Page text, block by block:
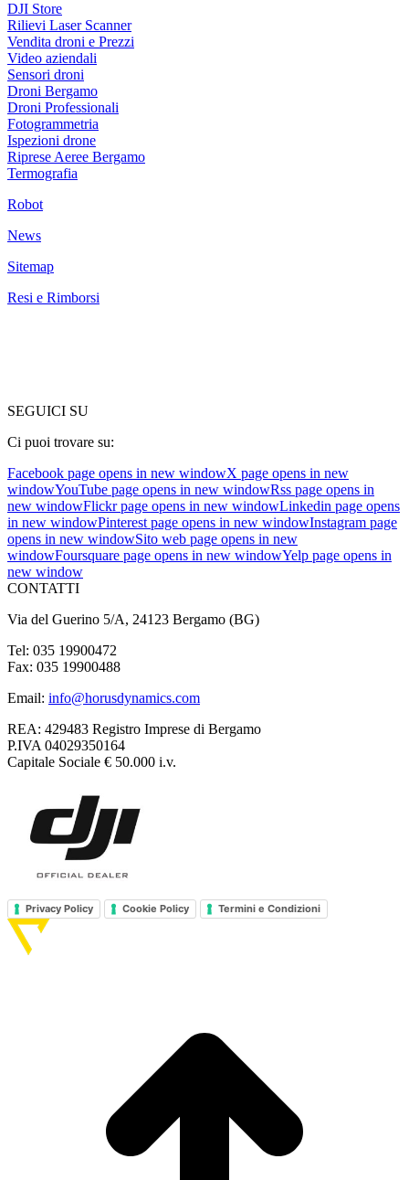
DJI Store
Rilievi Laser Scanner
Vendita droni e Prezzi
Video aziendali
Sensori droni
Droni Bergamo
Droni Professionali
Fotogrammetria
Ispezioni drone
Riprese Aeree Bergamo
Termografia
Robot
News
Sitemap
Resi e Rimborsi
SEGUICI SU
Ci puoi trovare su:
Facebook page opens in new windowX page opens in new
windowYouTube page opens in new windowRss page opens in
new windowFlickr page opens in new windowLinkedin page opens
in new windowPinterest page opens in new windowInstagram page
opens in new windowSito web page opens in new
windowFoursquare page opens in new windowYelp page opens in
new window
CONTATTI
Via del Guerino 5/A, 24123 Bergamo (BG)
Tel: 035 19900472
Fax: 035 19900488
Email: info@horusdynamics.com
REA: 429483 Registro Imprese di Bergamo
P.IVA 04029350164
Capitale Sociale € 50.000 i.v.
Privacy Policy Cookie Policy Termini e Condizioni